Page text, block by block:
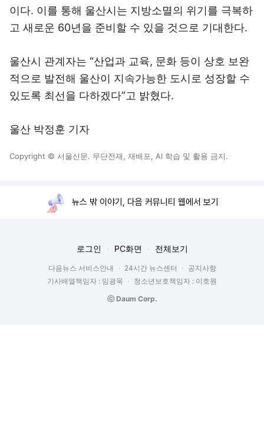
이다. 이를 통해 울산시는 지방소멸의 위기를 극복하
고 새로운 60년을 준비할 수 있을 것으로 기대한다.
울산시 관계자는 “산업과 교육, 문화 등이 상호 보완
적으로 발전해 울산이 지속가능한 도시로 성장할 수
있도록 최선을 다하겠다”고 밝혔다 .
울산 박정훈 기자
Copyright © 서울신문. 무단전재, 재배포, AI 학습 및 활용 금지.
뉴스 밖 이야기, 다음 커뮤니티 웹에서 보기
로그인 PC화면 전체보기
다음뉴스 서비스안내 24시간 뉴스센터
공지사항
기사배열책임자 : 임광욱
청소년보호책임자 : 이호원
ⓒ Daum Corp.